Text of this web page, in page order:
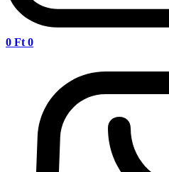
0 Ft 0